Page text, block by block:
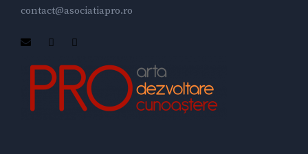
contact@asociatiapro.ro